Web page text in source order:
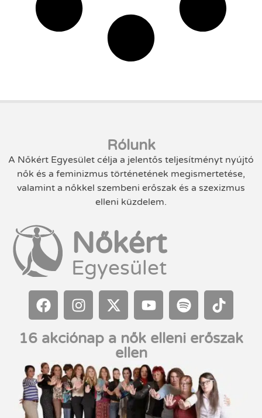
Rólunk
A Nőkért Egyesület célja a jelentős teljesítményt nyújtó
nők és a feminizmus történetének megismertetése,
valamint a nőkkel szembeni erőszak és a szexizmus
elleni küzdelem.
Nőkért
Egyesület
16 akciónap a nők elleni erőszak
ellen